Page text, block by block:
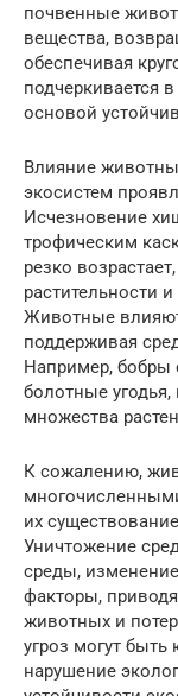
почвенные
вещества,
обеспечивая
подчеркивается
основой
Влияние
экосистем
Исчезновение
трофическим
резко
растительности
Животные влияют
поддерживая
Например, бобры
болотные
множества
К сожалению,
их
Уничтожение
среды,
факторы,
животных и
угроз могут
нарушение